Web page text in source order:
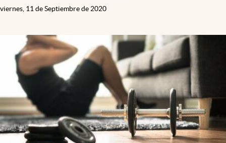
viernes, 11 de Septiembre de 2020